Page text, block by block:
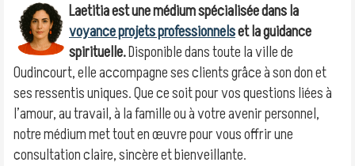
Laetitia est une médium spécialisée dans la
voyance projets professionnelset la guidance
spirituelle.Disponible dans toute la ville de
Oudincourt, elle accompagne ses clients grâce à son don et
ses ressentis uniques. Que ce soit pour vos questions liées à
l’amour, au travail, à la famille ou à votre avenir personnel,
notre médium met tout en œuvre pour vous offrir une
consultation claire, sincère et bienveillante.